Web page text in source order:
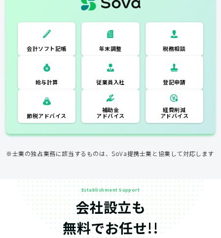
一般的な税理士
会計ソフト記
帳 年末調整 税務相談
会計ソフト記帳
年末調整
税務相談
給与計算
従業員入社
登記申請
節税アドバイス
補助金
アドバイス
アドバイス
※士業の独占業務に該当するものは、SoVa提携士業と協業して対応します
Establishment Support
会社設立も
無料でお任せ!!